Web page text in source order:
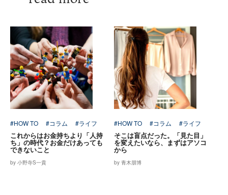
#HOW TO #コラム #ライフ
これからはお金持ちより「人持
ち」の時代？お金だけあっても
できないこと
by 小野寺S一貴
#HOW TO #コラム #ライフ
そこは盲点だった。「見た目」
を変えたいなら、まずはアソコ
から
by 青木朋博